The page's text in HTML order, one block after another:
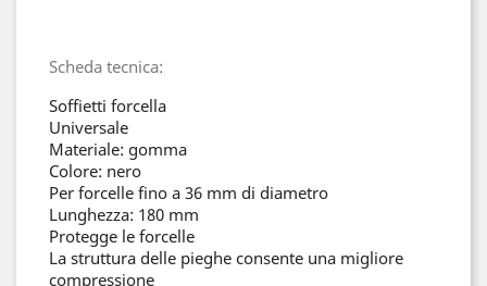
Scheda tecnica:
Soffietti forcella
Universale
Materiale: gomma
Colore: nero
Per forcelle fino a 36 mm di diametro
Lunghezza: 180 mm
Protegge le forcelle
La struttura delle pieghe consente una migliore
compressione